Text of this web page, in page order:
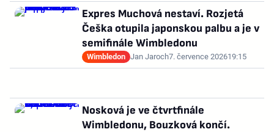
Expres Muchová nestaví. Rozjetá
Češka otupila japonskou palbu a je v
semifinále Wimbledonu
Wimbledon Jan Jaroch7. července 202619:15
Nosková je ve čtvrtfinále
Wimbledonu, Bouzková končí.